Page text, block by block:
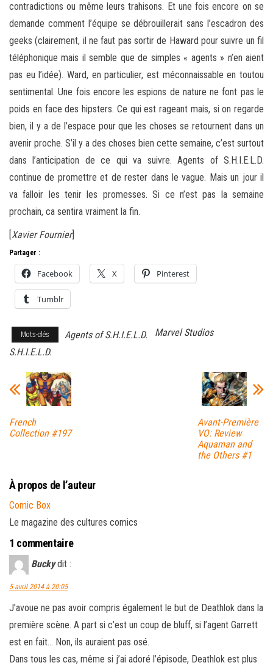
contradictions ou même leurs trahisons. Et une fois encore on se
demande comment l’équipe se débrouillerait sans l’escadron des
geeks (clairement, il ne faut pas sortir de Haward pour suivre un fil
téléphonique mais il semble que de simples « agents » n’en aient
pas eu l’idée). Ward, en particulier, est méconnaissable en toutou
sentimental. Une fois encore les espions de nature ne font pas le
poids en face des hipsters. Ce qui est rageant mais, si on regarde
bien, il y a de l’espace pour que les choses se retournent dans un
avenir proche. S’il y a des choses bien cette semaine, c’est surtout
dans l’anticipation de ce qui va suivre. Agents of S.H.I.E.L.D.
continue de promettre et de rester dans le vague. Mais un jour il
va falloir les tenir les promesses. Si ce n’est pas la semaine
prochain, ca sentira vraiment la fin.
[Xavier Fournier]
Partager :
Facebook X Pinterest
Tumblr
Mots-clés Agents of S.H.I.E.L.D.
Marvel Studios
S.H.I.E.L.D.
French
Collection #197
Avant-Première
VO: Review
Aquaman and
the Others #1
À propos de l’auteur
Comic Box
Le magazine des cultures comics
1 commentaire
Bucky dit :
5 avril 2014 à 20:05
J’avoue ne pas avoir compris également le but de Deathlok dans la
première scène. A part si c’est un coup de bluff, si l’agent Garrett
est en fait… Non, ils auraient pas osé.
Dans tous les cas, même si j’ai adoré l’épisode, Deathlok est plus